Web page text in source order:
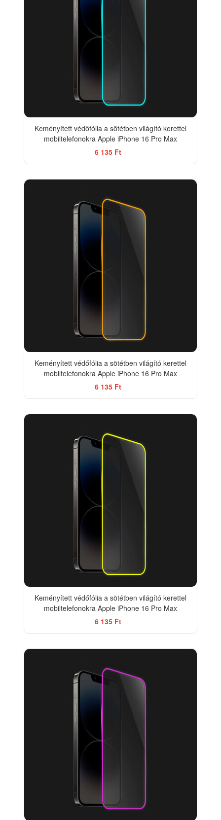
Keményített védőfólia a sötétben világító kerettel
mobiltelefonokra Apple iPhone 16 Pro Max
6 135 Ft
Keményített védőfólia a sötétben világító kerettel
mobiltelefonokra Apple iPhone 16 Pro Max
6 135 Ft
Keményített védőfólia a sötétben világító kerettel
mobiltelefonokra Apple iPhone 16 Pro Max
6 135 Ft